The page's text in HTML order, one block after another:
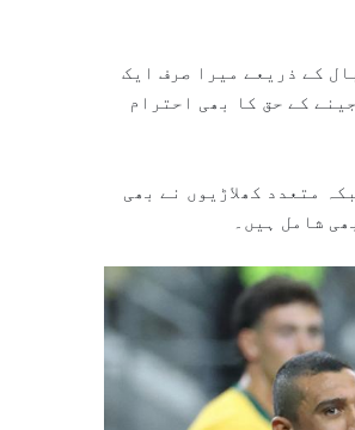
کے ذریعے میرا صرف ایک
کے حق کا بھی احترام
متعدد کھلاڑیوں نے بھی
شامل ہیں۔